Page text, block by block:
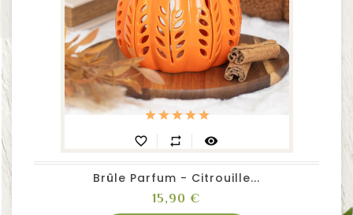
favorite_border repeat visibility
Brûle Parfum - Citrouille...
Prix
15,90 €